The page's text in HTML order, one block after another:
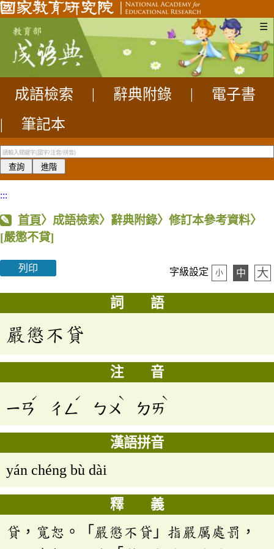
☰
成語檢索 辭典附錄
電子書
|
筆記本
:::
首頁〉成語檢索〉辭典附錄〉修訂本參考資料〉
[嚴懲不貸]
列印 字級設定 小 中 大
詞 語
嚴懲不貸
注 音
ㄧㄢ
ˊ
ㄔㄥ
ˊ
ㄅㄨ
ˋ
ㄉㄞ
ˋ
漢語拼音
yán chéng bù dài
釋 義
貸，寬恕。「嚴懲不貸」指嚴厲處罰，